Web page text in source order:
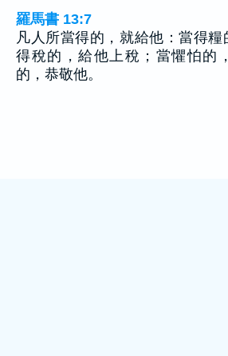
羅馬書 13:7
凡人所當得的，就給他：當得
得稅的，給他上稅；當懼怕的
的，恭敬他。